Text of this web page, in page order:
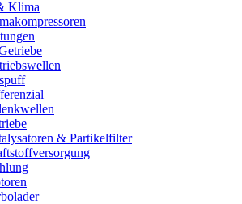
Klima
& Partikelfilter